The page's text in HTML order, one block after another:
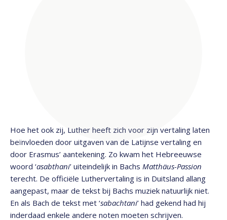
Hoe het ook zij, Luther heeft zich voor zijn vertaling laten
beïnvloeden door uitgaven van de Latijnse vertaling en
door Erasmus’ aantekening. Zo kwam het Hebreeuwse
woord ‘asabthani’ uiteindelijk in Bachs Matthäus-Passion
terecht. De officiële Luthervertaling is in Duitsland allang
aangepast, maar de tekst bij Bachs muziek natuurlijk niet.
En als Bach de tekst met ‘sabachtani’ had gekend had hij
inderdaad enkele andere noten moeten schrijven.